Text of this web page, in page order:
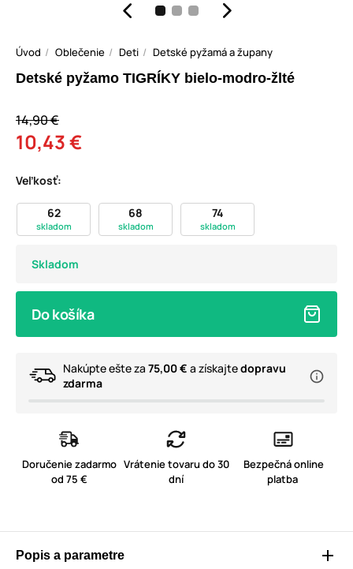
Úvod Oblečenie Deti Detské pyžamá a župany
Detské pyžamo TIGRÍKY bielo-modro-žlté
14,90 €
10,43 €
Veľkosť:
62
skladom
68
skladom
74
skladom
Skladom
Do košíka
Nakúpte ešte za 75,00 € a získajtedopravu
zdarma
Doručenie zadarmo
od 75 €
Vrátenie tovaru do 30
dní
Bezpečná online
platba
Popis a parametre